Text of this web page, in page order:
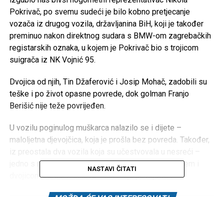
Pokrivač, po svemu sudeći je bilo kobno pretjecanje
vozača iz drugog vozila, državljanina BiH, koji je također
preminuo nakon direktnog sudara s BMW-om zagrebačkih
registarskih oznaka, u kojem je Pokrivač bio s trojicom
suigrača iz NK Vojnić 95.
Dvojica od njih, Tin Džaferović i Josip Mohač, zadobili su
teške i po život opasne povrede, dok golman Franjo
Berišić nije teže povrijeđen.
U vozilu poginulog muškarca nalazilo se i dijete –
maloljetna djevojčica, koja je prošla bez povreda. Također,
jedno s mladom porodicom i dijetetom, drugo s ocem i
dvojicom odraslih sinova – niko nije povrijeđen.
NASTAVI ČITATI